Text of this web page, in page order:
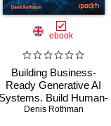
ebook
Building Business-
Ready Generative AI
Build Human-
Centered AI Systems
Denis Rothman